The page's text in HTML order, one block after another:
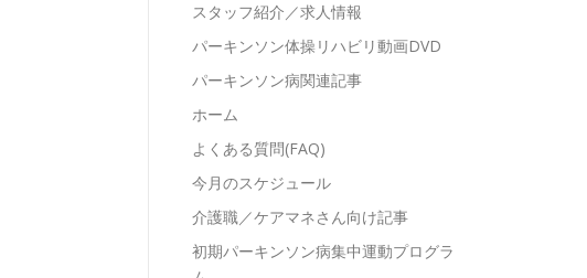
スタッフ紹介／求人情報
パーキンソン体操リハビリ動画DVD
パーキンソン病関連記事
ホーム
よくある質問(FAQ)
今月のスケジュール
介護職／ケアマネさん向け記事
初期パーキンソン病集中運動プログラ